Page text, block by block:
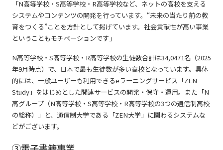
「N高等学校・S高等学校・R高等学校など、ネットの高校を支える
システムやコンテンツの開発を行っています。“未来の当たり前の教
育をつくる”ことを方針として掲げています。社会貢献性が高い事業
ということもモチベーションです」
N高等学校・S高等学校・R高等学校の生徒数合計は34,0471名（2025
年9月時点）で、日本で最も生徒数が多い高校となっています。具体
的には、一般ユーザーも利用できるeラーニングサービス「ZEN
Study」をはじめとした関連サービスの開発・保守・運用。また「N
高グループ（N高等学校・S高等学校・R高等学校の3つの通信制高校
の総称）」と、通信制大学である「ZEN大学」に関わるシステムな
どがございます。